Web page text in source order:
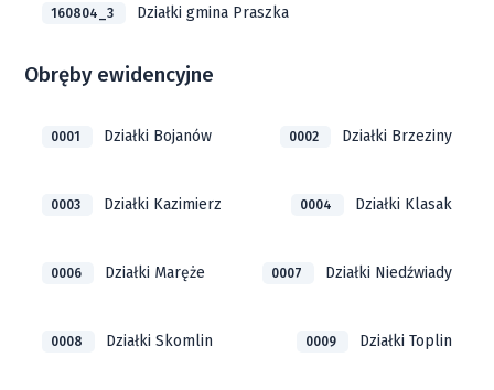
160804_3 Działki gmina Praszka
Obręby ewidencyjne
0001 Działki Bojanów 0002 Działki Brzeziny
0003 Działki Kazimierz 0004 Działki Klasak
0006 Działki Maręże 0007 Działki Niedźwiady
0008 Działki Skomlin 0009 Działki Toplin